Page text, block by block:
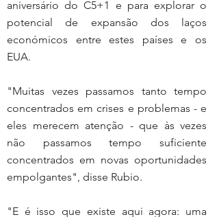
aniversário do C5+1 e para explorar o
potencial de expansão dos laços
económicos entre estes países e os
EUA.
"Muitas vezes passamos tanto tempo
concentrados em crises e problemas - e
eles merecem atenção - que às vezes
não passamos tempo suficiente
concentrados em novas oportunidades
empolgantes", disse Rubio.
"E é isso que existe aqui agora: uma